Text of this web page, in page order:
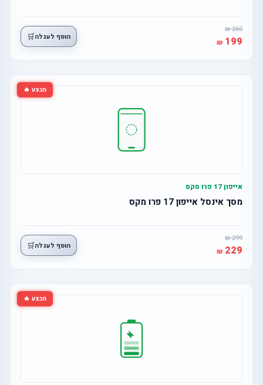
260
199 הוסף לעגלה🛒
מבצע 🔥
אייפון 17 פרו מקס
מסך אינסל אייפון 17 פרו מקס
299
229 הוסף לעגלה🛒
מבצע 🔥